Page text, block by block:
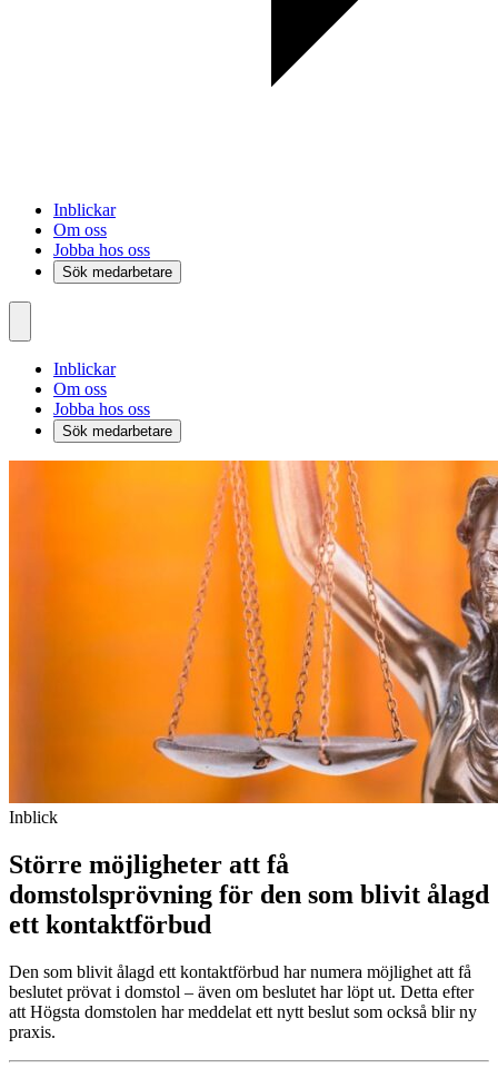
Inblickar
Om oss
Jobba hos oss
Sök medarbetare
Inblickar
Om oss
Jobba hos oss
Sök medarbetare
Inblick
Större möjligheter att få
domstolsprövning för den som blivit ålagd
ett kontaktförbud
Den som blivit ålagd ett kontaktförbud har numera möjlighet att få
beslutet prövat i domstol – även om beslutet har löpt ut. Detta efter
att Högsta domstolen har meddelat ett nytt beslut som också blir ny
praxis.